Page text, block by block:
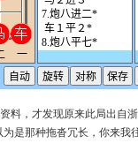
料，才发现原来此局出自
是那种拖沓冗长，你来我